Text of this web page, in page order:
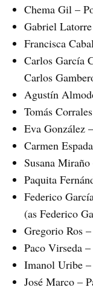
Chema Gil –
Gabriel
Francisca
Carlos García
Carlos
Agustín
Tomás
Eva González
Carmen
Susana
Paquita
Federico
(as Federico
Gregorio Ros
Paco Virseda
Imanol Uribe
José Marco –